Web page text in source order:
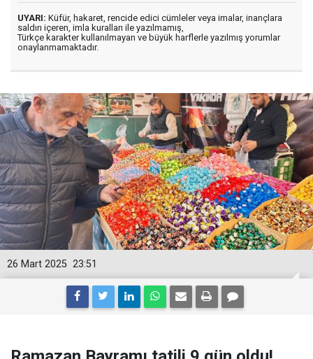
UYARI: Küfür, hakaret, rencide edici cümleler veya imalar, inançlara
saldırı içeren, imla kuralları ile yazılmamış,
Türkçe karakter kullanılmayan ve büyük harflerle yazılmış yorumlar
onaylanmamaktadır.
23:51
26 Mart 2025